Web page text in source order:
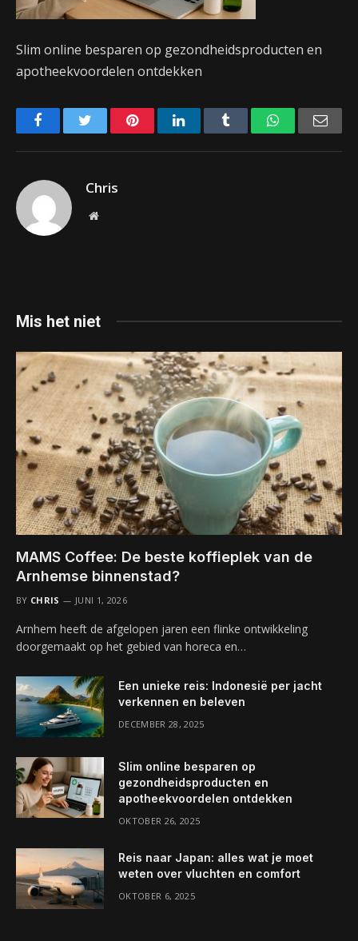
Slim online besparen op gezondheidsproducten en
apotheekvoordelen ontdekken
FacebookTwitter PinterestLinkedIn Tumblr WhatsApp
Chris
Website
Mis het niet
MAMS Coffee: De beste koffieplek van de
Arnhemse binnenstad?
BY CHRIS JUNI 1, 2026
Arnhem heeft de afgelopen jaren een flinke ontwikkeling
doorgemaakt op het gebied van horeca en…
Een unieke reis: Indonesië per jacht
verkennen en beleven
DECEMBER 28, 2025
Slim online besparen op
gezondheidsproducten en
apotheekvoordelen ontdekken
OKTOBER 26, 2025
Reis naar Japan: alles wat je moet
weten over vluchten en comfort
OKTOBER 6, 2025